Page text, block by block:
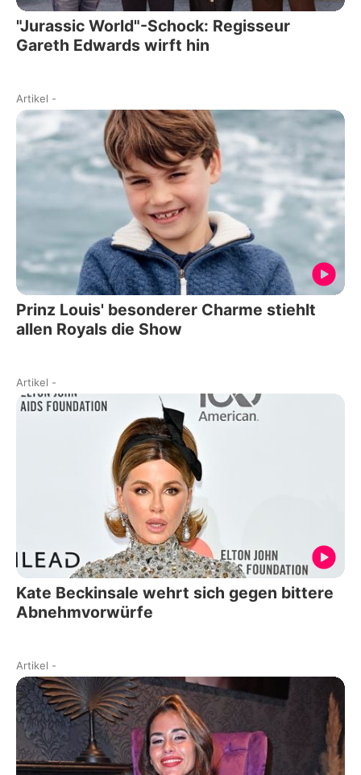
"Jurassic World"-Schock: Regisseur
Gareth Edwards wirft hin
Artikel -
Prinz Louis' besonderer Charme stiehlt
allen Royals die Show
Artikel -
Kate Beckinsale wehrt sich gegen bittere
Abnehmvorwürfe
Artikel -